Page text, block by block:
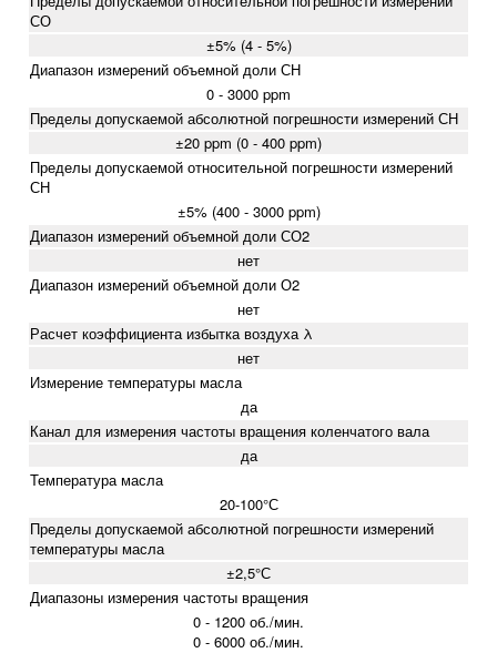
СО
±5% (4 - 5%)
Диапазон измерений объемной доли СН
0 - 3000 ppm
Пределы допускаемой абсолютной погрешности измерений СН
±20 ppm (0 - 400 ppm)
Пределы допускаемой относительной погрешности измерений
СН
±5% (400 - 3000 ppm)
Диапазон измерений объемной доли СО2
нет
Диапазон измерений объемной доли О2
нет
Расчет коэффициента избытка воздуха λ
нет
Измерение температуры масла
да
Канал для измерения частоты вращения коленчатого вала
да
Температура масла
20-100°С
Пределы допускаемой абсолютной погрешности измерений
температуры масла
±2,5°С
Диапазоны измерения частоты вращения
0 - 1200 об./мин.
0 - 6000 об./мин.